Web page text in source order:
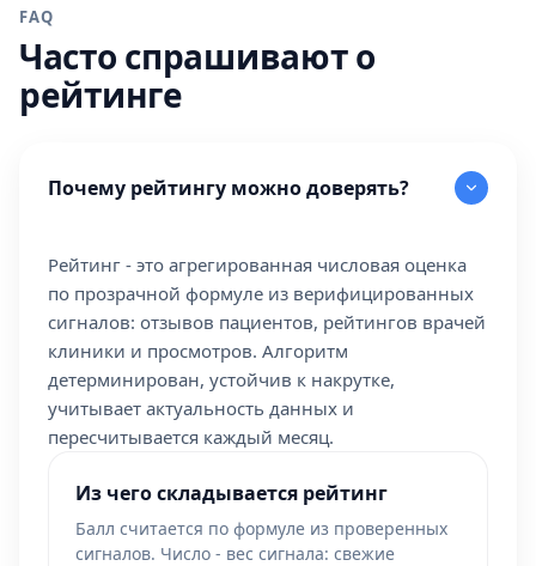
FAQ
Часто спрашивают о
рейтинге
Почему рейтингу можно доверять?
Рейтинг - это агрегированная числовая оценка
по прозрачной формуле из верифицированных
сигналов: отзывов пациентов, рейтингов врачей
клиники и просмотров. Алгоритм
детерминирован, устойчив к накрутке,
учитывает актуальность данных и
пересчитывается каждый месяц.
Из чего складывается рейтинг
Балл считается по формуле из проверенных
сигналов. Число - вес сигнала: свежие